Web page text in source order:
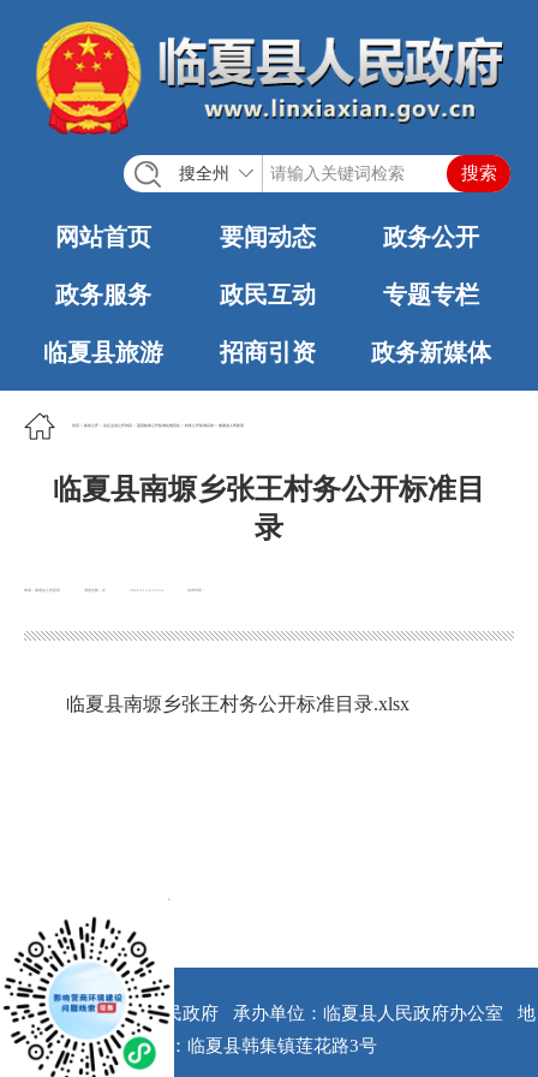
搜全州
网站首页 要闻动态 政务公开
政务服务 政民互动 专题专栏
临夏县旅游 招商引资 政务新媒体
首页 政务公开 法定主动公开内容 基层政务公开标准化规范化 村务公开标准目录 南塬乡人民政府
临夏县南塬乡张王村务公开标准目
录
浏览次数： 发布时间：
2022-11-14 15:54
临夏县南塬乡张王村务公开标准目录.xlsx
版权所有：临夏县人民政府 承办单位：临夏县人民政府办公室
地
址：临夏县韩集镇莲花路3号
x